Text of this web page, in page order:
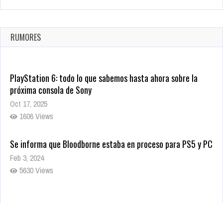
La configuración de Call of Duty 2021 aparentemente ya fue
Ago 8, 2021
10005 Views
RUMORES
PlayStation 6: todo lo que sabemos hasta ahora sobre la
próxima consola de Sony
Oct 17, 2025
1606 Views
Se informa que Bloodborne estaba en proceso para PS5 y PC
Feb 3, 2024
5630 Views